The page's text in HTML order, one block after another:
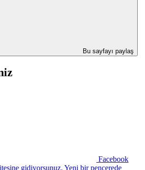
Bu sayfayı paylaş
Facebook
gidiyorsunuz. Yeni bir pencerede